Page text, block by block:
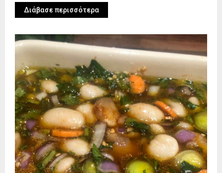
Διάβασε περισσότερα